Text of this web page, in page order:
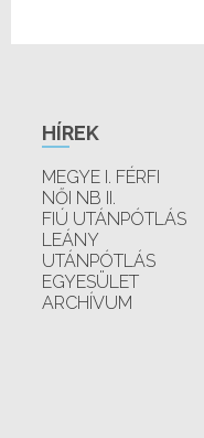
HÍREK
MEGYE I. FÉRFI
NŐI NB II.
FIÚ UTÁNPÓTLÁS
LEÁNY
UTÁNPÓTLÁS
EGYESÜLET
ARCHÍVUM